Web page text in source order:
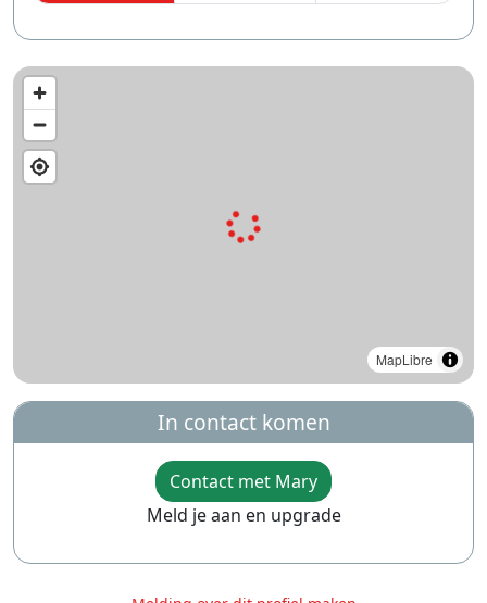
MapLibre
In contact komen
Contact met Mary
Meld je aan en upgrade